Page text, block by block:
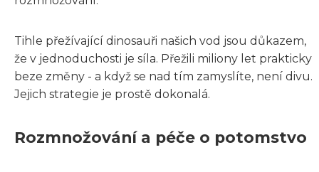
Tihle přežívající dinosauři našich vod jsou důkazem,
že v jednoduchosti je síla. Přežili miliony let prakticky
beze změny - a když se nad tím zamyslíte, není divu.
Jejich strategie je prostě dokonalá.
Rozmnožování a péče o potomstvo